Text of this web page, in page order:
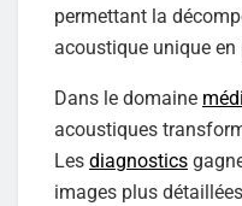
permettant la
acoustique unique
Dans le domaine
acoustiques
Les diagnostics
images plus